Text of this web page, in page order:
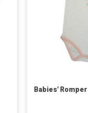
Babies' Romper